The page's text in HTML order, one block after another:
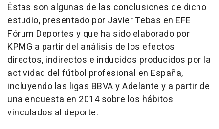
Éstas son algunas de las conclusiones de dicho
estudio, presentado por Javier Tebas en EFE
Fórum Deportes y que ha sido elaborado por
KPMG a partir del análisis de los efectos
directos, indirectos e inducidos producidos por la
actividad del fútbol profesional en España,
incluyendo las ligas BBVA y Adelante y a partir de
una encuesta en 2014 sobre los hábitos
vinculados al deporte.